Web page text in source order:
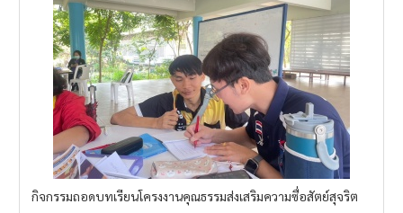
กิจกรรมถอดบทเรียนโครงงานคุณธรรมส่งเสริมความซื่อสัตย์สุจริต